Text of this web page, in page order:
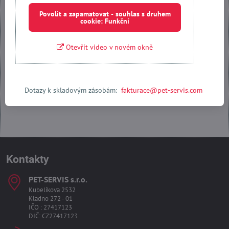
Přejete si načíst externí obsah?
Povolit a zapamatovat - souhlas s druhem cookie: Funkční
Kontakty
PET-SERVIS s​.r​.o​.
Kubelíkova 2532
Kladno 272 - 01
IČO : 27417123
DIČ: CZ27417123
Povolit a zapamatovat - souhlas s druhem
cookie: Funkční
Otevřít video v novém okně
Dotazy k skladovým zásobám:fakturace@pet-servis.com